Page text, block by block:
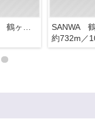
SANWA
約732m／